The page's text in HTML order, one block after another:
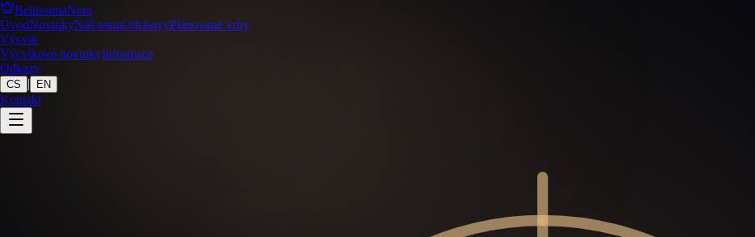
BellissimaNera
ÚvodNovinkyNáš teamOdchovyPlánované vrhy
Výcvik
Výcvikové novinkyInformace
Odkazy
CS | EN
Kontakt